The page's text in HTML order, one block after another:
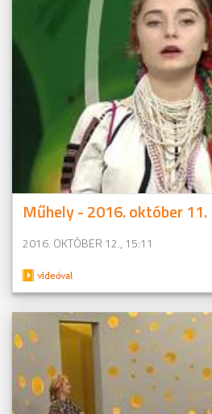
Műhely - 2016. október 11.
2016. OKTÓBER 12., 15:11